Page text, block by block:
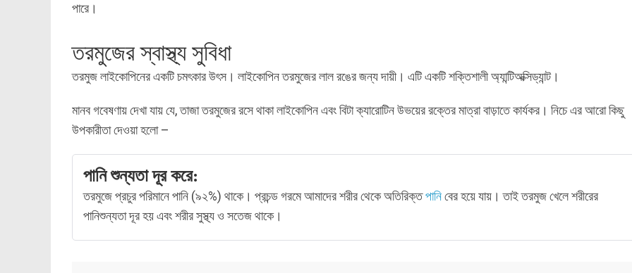
পারে।
তরমুজের স্বাস্থ্য সুবিধা
তরমুজ লাইকোপিনের একটি চমৎকার উৎস। লাইকোপিন তরমুজের লাল রঙের জন্য দায়ী। এটি একটি শক্তিশালী অ্যান্টিঅক্সিড্যান্ট।
মানব গবেষণায় দেখা যায় যে, তাজা তরমুজের রসে থাকা লাইকোপিন এবং বিটা ক্যারোটিন উভয়ের রক্তের মাত্রা বাড়াতে কার্যকর। নিচে এর আরো কিছু
উপকারীতা দেওয়া হলো –
পানি শুন্যতা দূর করে:
তরমুজে প্রচুর পরিমানে পানি (৯২%) থাকে। প্রচন্ড গরমে আমাদের শরীর থেকে অতিরিক্তপানিবের হয়ে যায়। তাই তরমুজ খেলে শরীরের
পানিশুন্যতা দূর হয় এবং শরীর সুস্থ্য ও সতেজ থাকে।